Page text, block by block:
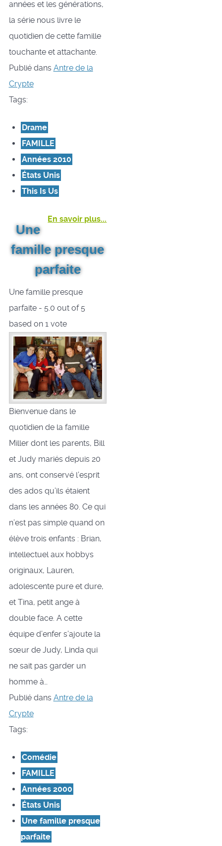
années et les générations,
la série nous livre le
quotidien de cette famille
touchante et attachante.
Publié dans Antre de la
Crypte
Tags:
Drame
FAMILLE
Années 2010
États Unis
This Is Us
En savoir plus...
Une
famille presque
parfaite
Une famille presque
parfaite- 5.0 out of 5
based on 1vote
Bienvenue dans le
quotidien de la famille
Miller dont les parents, Bill
et Judy mariés depuis 20
ans, ont conservé l’esprit
des ados qu’ils étaient
dans les années 80. Ce qui
n’est pas simple quand on
élève trois enfants : Brian,
intellectuel aux hobbys
originaux, Lauren,
adolescente pure et dure,
et Tina, petit ange à
double face. A cette
équipe d’enfer s’ajoute la
sœur de Judy, Linda qui
ne sait pas garder un
homme à…
Publié dans Antre de la
Crypte
Tags:
Comédie
FAMILLE
Années 2000
États Unis
Une famille presque
parfaite